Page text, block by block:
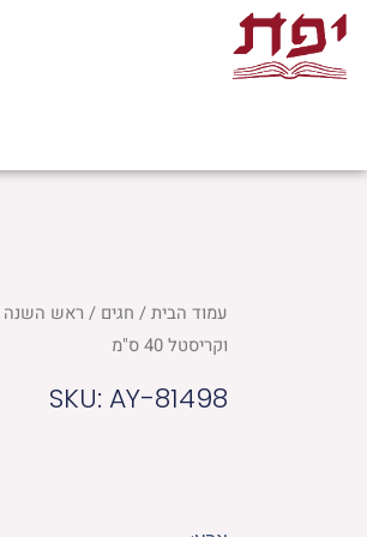
דילוג
לתוכן
עמוד הבית/ חגים / ראש השנה
וקריסטל 40 ס"מ
SKU: AY-81498